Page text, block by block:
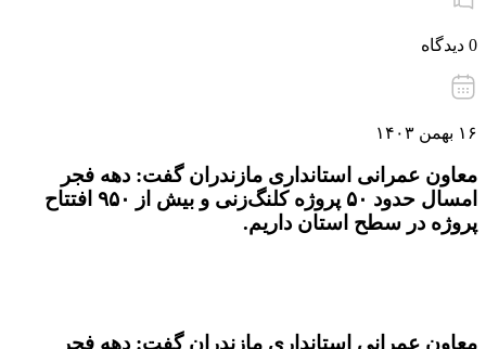
0 دیدگاه
۱۶ بهمن ۱۴۰۳
معاون عمرانی استانداری مازندران گفت: دهه فجر
امسال حدود ۵۰ پروژه کلنگ‌زنی و بیش از ۹۵۰ ‌افتتاح
پروژه در سطح استان داریم.
معاون عمرانی استانداری مازندران گفت: دهه فجر